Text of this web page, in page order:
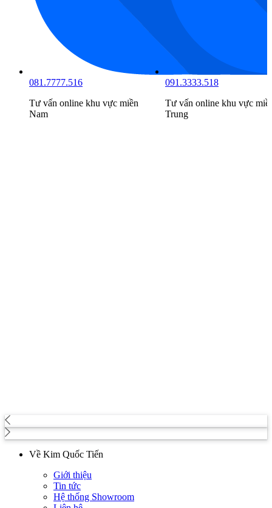
081.7777.516
Tư vấn online khu vực miền
Nam
091.3333.518
Tư vấn online khu vực
Trung
Về Kim Quốc Tiến
Giới thiệu
Tin tức
Hệ thống Showroom